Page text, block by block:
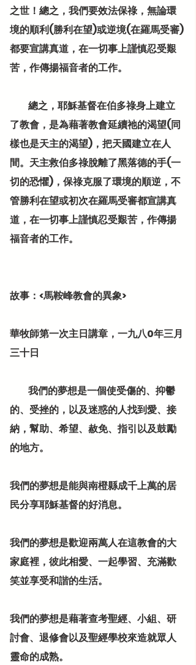
之世！總之，我們要效法保祿，無論環
境的順利(勝利在望)或逆境(在羅馬受審)
都要宣講真道，在一切事上謹慎忍受艱
苦，作傳揚福音者的工作。
了教會，是為藉著教會延續祂的渴望(同
樣也是天主的渴望)，把天國建立在人
間。天主救伯多祿脫離了黑落德的手(一
切的恐懼)，保祿克服了環境的順逆，不
管勝利在望或初次在羅馬受審都宣講真
道，在一切事上謹慎忍受艱苦，作傳揚
福音者的工作。
故事：<馬鞍峰教會的異象>
華牧師第一次主日講章，一九八0年三月
三十日
          我們的
夢想是一個使受傷的、抑鬱
的、受挫的，以及迷惑的人找到愛、接
納，幫助、希望、赦免、指引以及鼓勵
的地方。
我們的夢想是能與南橙縣成千上萬的居
民分享耶穌基督的好消息。
我們的夢想是歡迎兩萬人在這教會的大
家庭裡，彼此相愛、一起學習、充滿歡
笑並享受和諧的生活。
我們的夢想是藉著查考聖經、小組、研
討會、退修會以及聖經學校來造就眾人
靈命的成熟。